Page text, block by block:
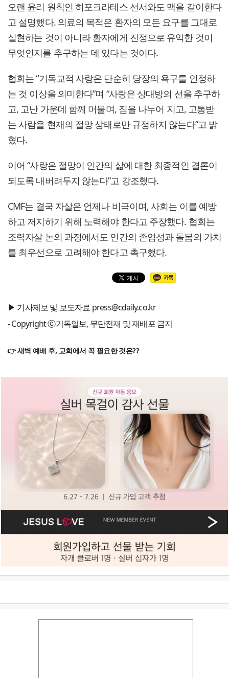
오랜 윤리 원칙인 히포크라테스 선서와도 맥을 같이한다
고 설명했다. 의료의 목적은 환자의 모든 요구를 그대로
실현하는 것이 아니라 환자에게 진정으로 유익한 것이
무엇인지를 추구하는 데 있다는 것이다.
협회는 “기독교적 사랑은 단순히 당장의 욕구를 인정하
는 것 이상을 의미한다”며 “사랑은 상대방의 선을 추구하
고, 고난 가운데 함께 머물며, 짐을 나누어 지고, 고통받
는 사람을 현재의 절망 상태로만 규정하지 않는다”고 밝
혔다.
이어 “사랑은 절망이 인간의 삶에 대한 최종적인 결론이
되도록 내버려두지 않는다”고 강조했다.
CMF는 결국 자살은 언제나 비극이며, 사회는 이를 예방
하고 저지하기 위해 노력해야 한다고 주장했다. 협회는
조력자살 논의 과정에서도 인간의 존엄성과 돌봄의 가치
를 최우선으로 고려해야 한다고 촉구했다.
▶ 기사제보 및 보도자료 press@cdaily.co.kr
- Copyright ⓒ기독일보, 무단전재 및 재배포 금지
👉 새벽 예배 후, 교회에서 꼭 필요한 것은??